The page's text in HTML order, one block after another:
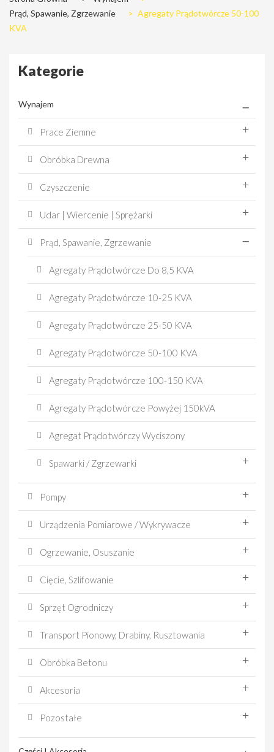
Prąd, Spawanie, Zgrzewanie
> Agregaty Prądotwórcze 50-100
KVA
Kategorie
Wynajem
Prace Ziemne
Obróbka Drewna
Czyszczenie
Udar | Wiercenie | Sprężarki
Prąd, Spawanie, Zgrzewanie
Agregaty Prądotwórcze Do 8,5 KVA
Agregaty Prądotwórcze 10-25 KVA
Agregaty Prądotwórcze 25-50 KVA
Agregaty Prądotwórcze 50-100 KVA
Agregaty Prądotwórcze 100-150 KVA
Agregaty Prądotwórcze Powyżej 150kVA
Agregat Prądotwórczy Wyciszony
Spawarki / Zgrzewarki
Pompy
Urządzenia Pomiarowe / Wykrywacze
Ogrzewanie, Osuszanie
Cięcie, Szlifowanie
Sprzęt Ogrodniczy
Transport Pionowy, Drabiny, Rusztowania
Obróbka Betonu
Akcesoria
Pozostałe